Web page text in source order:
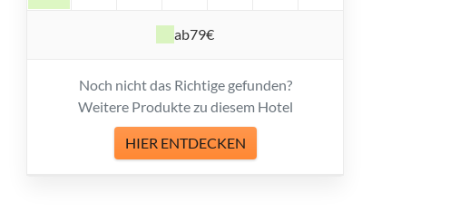
ab79€
Noch nicht das Richtige gefunden?
Weitere Produkte zu diesem Hotel
HIER ENTDECKEN